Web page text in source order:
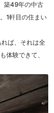
築49年の中古
1軒目の住まい
ば、それは全
体験できて、